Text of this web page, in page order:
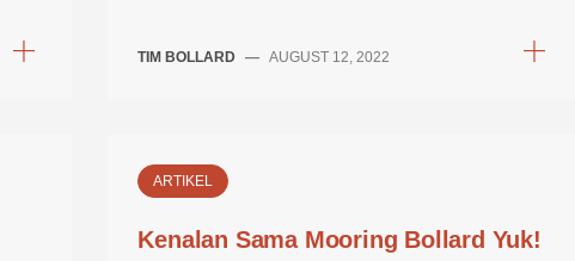
TIM BOLLARD — AUGUST 12, 2022
ARTIKEL
Kenalan Sama Mooring Bollard Yuk!